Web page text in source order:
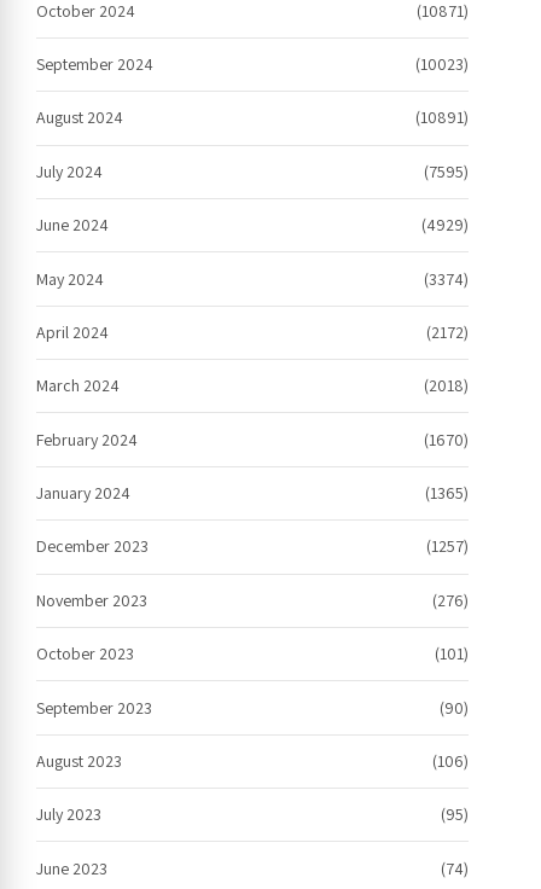
October 2024 (10871)
September 2024 (10023)
August 2024 (10891)
July 2024 (7595)
June 2024 (4929)
May 2024 (3374)
April 2024 (2172)
March 2024 (2018)
February 2024 (1670)
January 2024 (1365)
December 2023 (1257)
November 2023 (276)
October 2023 (101)
September 2023 (90)
August 2023 (106)
July 2023 (95)
June 2023 (74)